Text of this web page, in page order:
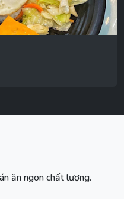
ăn ngon chất lượng.